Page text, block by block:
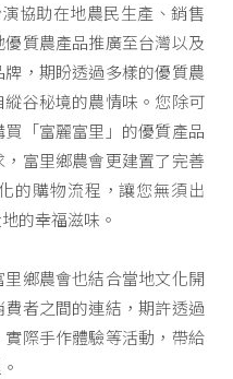
協助在地農民生產、銷售
質農產品推廣至台灣以及
，期盼透過多樣的優質農
谷秘境的農情味。您除可
「富麗富里」的優質產品
富里鄉農會更建置了完善
的購物流程，讓您無須出
的幸福滋味。
鄉農會也結合當地文化開
者之間的連結，期許透過
際手作體驗等活動，帶給